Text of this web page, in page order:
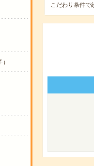
こだわり条件で